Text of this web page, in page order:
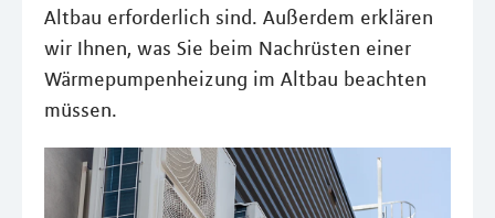
Altbau erforderlich sind. Außerdem erklären
wir Ihnen, was Sie beim Nachrüsten einer
Wärmepumpenheizung im Altbau beachten
müssen.